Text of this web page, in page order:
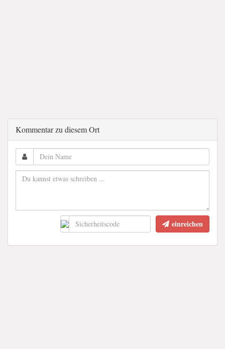
Kommentar zu diesem Ort
einreichen